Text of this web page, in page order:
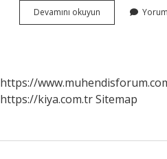
Devamını okuyun
Bir
https://
https://kiya.com.trSitemap